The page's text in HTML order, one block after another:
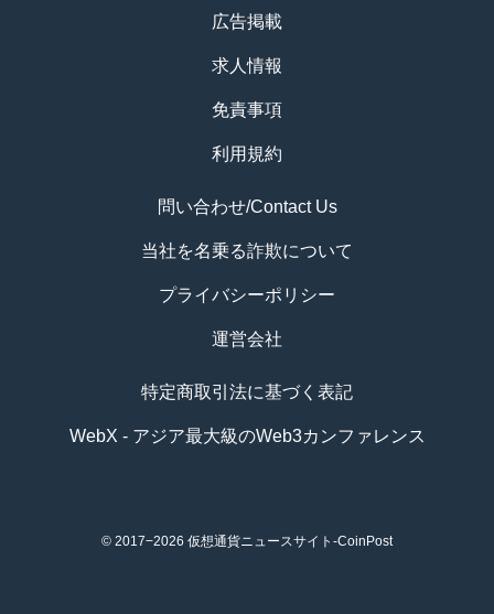
広告掲載
求人情報
免責事項
利用規約
問い合わせ/Contact Us
当社を名乗る詐欺について
プライバシーポリシー
運営会社
特定商取引法に基づく表記
WebX - アジア最大級のWeb3カンファレンス
© 2017−2026 仮想通貨ニュースサイト-CoinPost